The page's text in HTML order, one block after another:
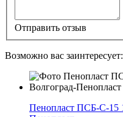
Отправить отзыв
Возможно вас заинтересует:
Пенопласт ПСБ-С-15